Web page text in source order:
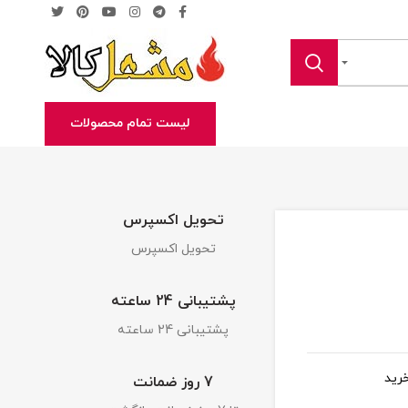
لیست تمام محصولات
تحویل اکسپرس
تحویل اکسپرس
پشتیبانی 24 ساعته
پشتیبانی 24 ساعته
7 روز ضمانت